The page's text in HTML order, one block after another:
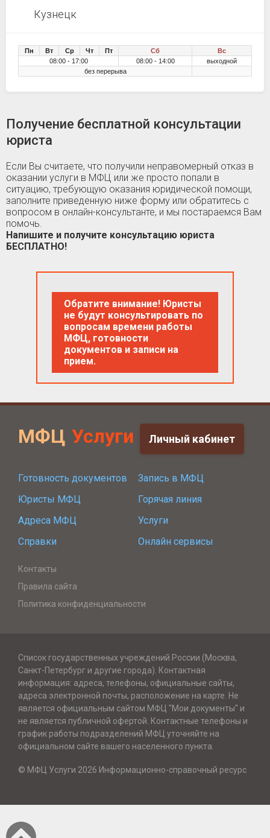
Кузнецк
Пн Вт Ср Чт Пт Сб
Вс
08:00 - 17:00
08:00 - 14:00
выходной
без перерыва
Получение бесплатной консультации
юриста
Если Вы считаете, что получили неправомерный отказ в
оказании услуги в МФЦ или же просто попали в
ситуацию, требующую оказания юридической помощи,
заполните приведенную ниже форму или обратитесь с
вопросом в онлайн-консультанте, и мы постараемся Вам
помочь.
Напишите и получите консультацию юриста
БЕСПЛАТНО!
Обратите внимание! Юристы
не будут консультировать по
вопросам времени работы
МФЦ, готовности
документов и записи на
прием.
МФЦ Услуги Личный кабинет
Готовность документов
Запись в МФЦ
Юристы МФЦ
Горячая линия
Адреса МФЦ
Услуги
Справки
Онлайн сервисы
Контакты
Правила сайта
Политика конфиденциальности
Список государственных учреждений России (Москва,
Санкт-Петербург и другие города). Контактная
информация: адреса, телефоны, официальные сайты,
адреса электронной почты, расположение на карте. Не
является официальным сайтом МФЦ "Мои документы" и
не является публичной офертой. Контактные телефоны и
график работы подразделений МФЦ уточняйте на
официальном сайте вашего населенного пункта.
© МФЦ Услуги 2026 Информационно-справочный ресурс